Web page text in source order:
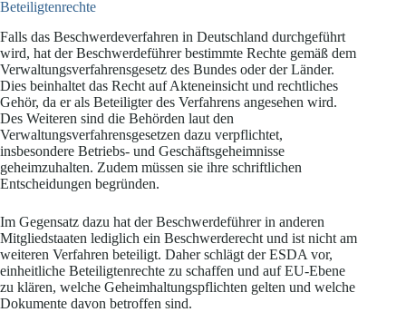
Beteiligtenrechte
Falls das Beschwerdeverfahren in Deutschland durchgeführt
wird, hat der Beschwerdeführer bestimmte Rechte gemäß dem
Verwaltungsverfahrensgesetz des Bundes oder der Länder.
Dies beinhaltet das Recht auf Akteneinsicht und rechtliches
Gehör, da er als Beteiligter des Verfahrens angesehen wird.
Des Weiteren sind die Behörden laut den
Verwaltungsverfahrensgesetzen dazu verpflichtet,
insbesondere Betriebs- und Geschäftsgeheimnisse
geheimzuhalten. Zudem müssen sie ihre schriftlichen
Entscheidungen begründen.
Im Gegensatz dazu hat der Beschwerdeführer in anderen
Mitgliedstaaten lediglich ein Beschwerderecht und ist nicht am
weiteren Verfahren beteiligt. Daher schlägt der ESDA vor,
einheitliche Beteiligtenrechte zu schaffen und auf EU-Ebene
zu klären, welche Geheimhaltungspflichten gelten und welche
Dokumente davon betroffen sind.